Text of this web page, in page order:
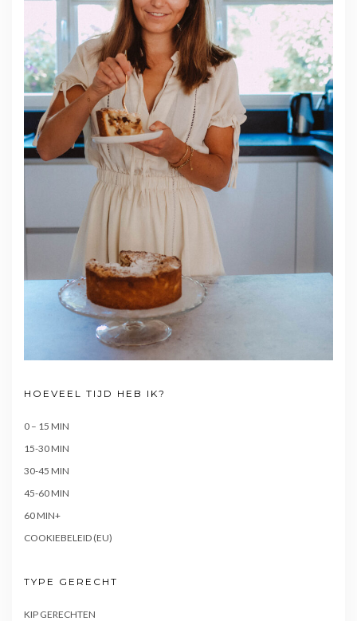
HOEVEEL TIJD HEB IK?
0 – 15 MIN
15-30 MIN
30-45 MIN
45-60 MIN
60 MIN+
COOKIEBELEID (EU)
TYPE GERECHT
KIP GERECHTEN